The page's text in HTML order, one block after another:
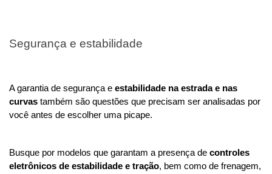
Segurança e estabilidade
A garantia de segurança e estabilidade na estrada e nas
curvas também são questões que precisam ser analisadas por
você antes de escolher uma picape.
Busque por modelos que garantam a presença de controles
eletrônicos de estabilidade e tração, bem como de frenagem,